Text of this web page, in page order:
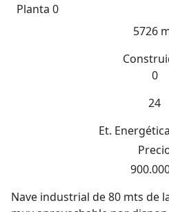
Planta 0
5726
0
24
Et. Energética
Nave industrial de 80 mts de